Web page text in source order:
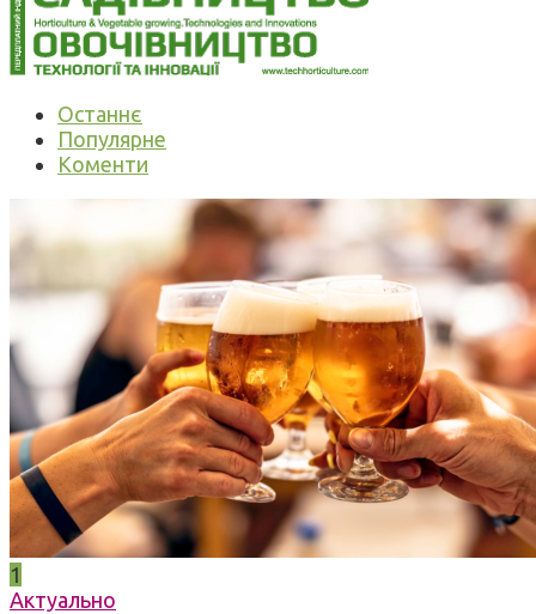
Останнє
Популярне
Коменти
1
Актуально